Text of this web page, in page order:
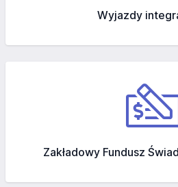
Wyjazdy
Zakładowy Fundusz